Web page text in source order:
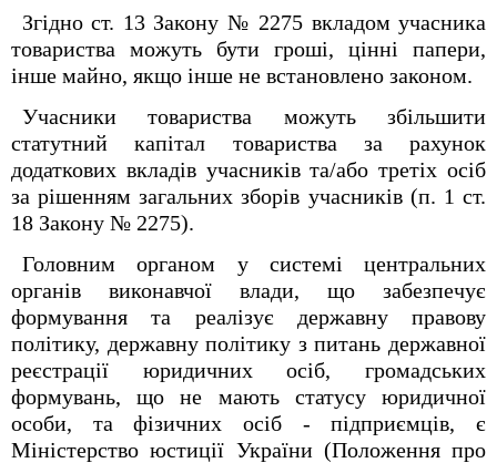
Згідно ст. 13 Закону № 2275 вкладом учасника
товариства можуть бути гроші, цінні папери,
інше майно, якщо інше не встановлено законом.
Учасники товариства можуть збільшити
статутний капітал товариства за рахунок
додаткових вкладів учасників та/або третіх осіб
за рішенням загальних зборів учасників (п. 1 ст.
18 Закону № 2275).
Головним органом у системі центральних
органів виконавчої влади, що забезпечує
формування та реалізує державну правову
політику, державну політику з питань державної
реєстрації юридичних осіб, громадських
формувань, що не мають статусу юридичної
особи, та фізичних осіб - підприємців, є
Міністерство юстиції України (Положення про